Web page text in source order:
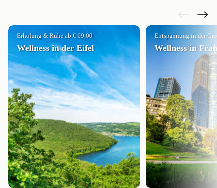
Erholung & Ruhe ab € 69,00
Wellness in der Eifel
Entspannung in der
Wellness in